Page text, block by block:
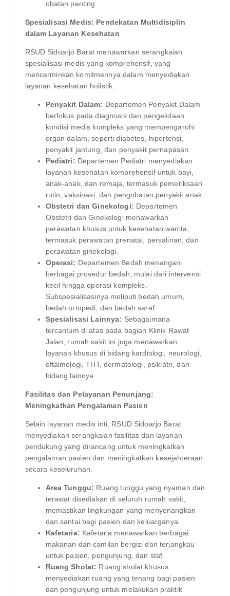
obatan penting.
Spesialisasi Medis: Pendekatan Multidisiplin
dalam Layanan Kesehatan
RSUD Sidoarjo Barat menawarkan serangkaian
spesialisasi medis yang komprehensif, yang
mencerminkan komitmennya dalam menyediakan
layanan kesehatan holistik.
Penyakit Dalam: Departemen Penyakit Dalam
berfokus pada diagnosis dan pengelolaan
kondisi medis kompleks yang mempengaruhi
organ dalam, seperti diabetes, hipertensi,
penyakit jantung, dan penyakit pernapasan.
Pediatri: Departemen Pediatri menyediakan
layanan kesehatan komprehensif untuk bayi,
anak-anak, dan remaja, termasuk pemeriksaan
rutin, vaksinasi, dan pengobatan penyakit anak.
Obstetri dan Ginekologi: Departemen
Obstetri dan Ginekologi menawarkan
perawatan khusus untuk kesehatan wanita,
termasuk perawatan prenatal, persalinan, dan
perawatan ginekologi.
Operasi: Departemen Bedah menangani
berbagai prosedur bedah, mulai dari intervensi
kecil hingga operasi kompleks.
Subspesialisasinya meliputi bedah umum,
bedah ortopedi, dan bedah saraf.
Spesialisasi Lainnya: Sebagaimana
tercantum di atas pada bagian Klinik Rawat
Jalan, rumah sakit ini juga menawarkan
layanan khusus di bidang kardiologi, neurologi,
oftalmologi, THT, dermatologi, psikiatri, dan
bidang lainnya.
Fasilitas dan Pelayanan Penunjang:
Meningkatkan Pengalaman Pasien
Selain layanan medis inti, RSUD Sidoarjo Barat
menyediakan serangkaian fasilitas dan layanan
pendukung yang dirancang untuk meningkatkan
pengalaman pasien dan meningkatkan kesejahteraan
secara keseluruhan.
Area Tunggu: Ruang tunggu yang nyaman dan
terawat disediakan di seluruh rumah sakit,
memastikan lingkungan yang menyenangkan
dan santai bagi pasien dan keluarganya.
Kafetaria: Kafetaria menawarkan berbagai
makanan dan camilan bergizi dan terjangkau
untuk pasien, pengunjung, dan staf.
Ruang Sholat: Ruang sholat khusus
menyediakan ruang yang tenang bagi pasien
dan pengunjung untuk melakukan praktik